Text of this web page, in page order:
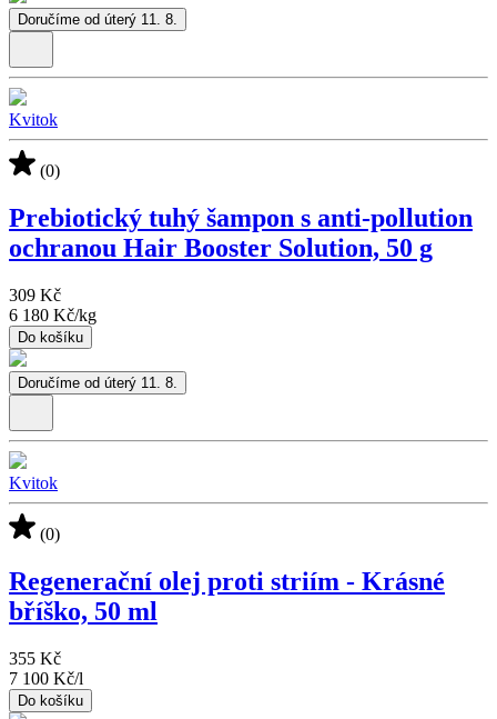
Doručíme od úterý 11. 8.
Kvitok
(0)
Prebiotický tuhý šampon s anti-pollution
ochranou Hair Booster Solution, 50 g
309 Kč
6 180 Kč/kg
Do košíku
Doručíme od úterý 11. 8.
Kvitok
(0)
Regenerační olej proti striím - Krásné
bříško, 50 ml
355 Kč
7 100 Kč/l
Do košíku